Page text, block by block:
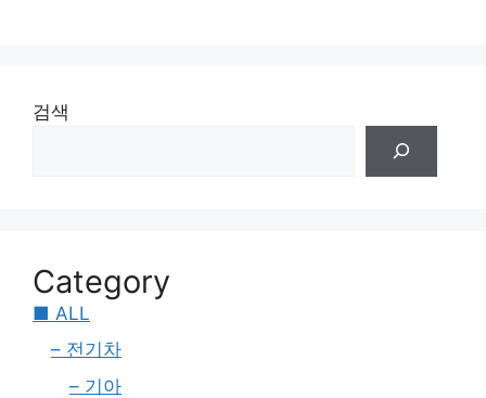
검색
Category
■ ALL
– 전기차
– 기아